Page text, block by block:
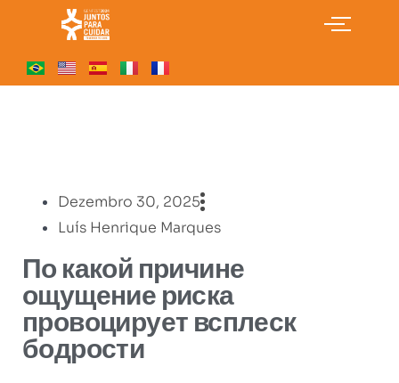
Dezembro 30, 2025
Luís Henrique Marques
По какой причине
ощущение риска
провоцирует всплеск
бодрости